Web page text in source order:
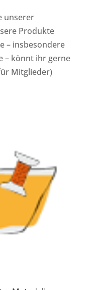
unserer
Produkte
– insbesondere
– könnt ihr gerne
Mitglieder)